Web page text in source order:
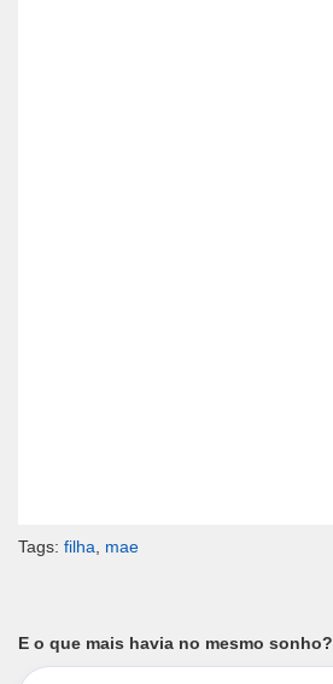
Tags: filha mae
E o que mais havia no mesmo sonho?